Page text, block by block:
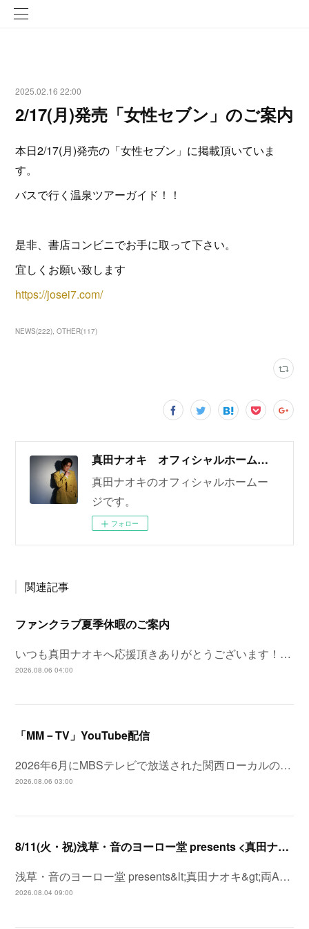
2025.02.16 22:00
2/17(月)発売「女性セブン」のご案内
本日2/17(月)発売の「女性セブン」に掲載頂いていま
す。
バスで行く温泉ツアーガイド！！
是非、書店コンビニでお手に取って下さい。
宜しくお願い致します
https://josei7.com/
NEWS(222) OTHER(117)
真田ナオキ オフィシャルホームページ
真田ナオキのオフィシャルホームー
ジです。
フォロー
関連記事
ファンクラブ夏季休暇のご案内
いつも真田ナオキへ応援頂きありがとうございます！…
2026.08.06 04:00
「MM－TV」YouTube配信
2026年6月にMBSテレビで放送された関西ローカルの…
2026.08.06 03:00
8/11(火・祝)浅草・音のヨーロー堂 presents <真田ナオキ>両A面シングル「プルメリア ラプソディ / 陽が沈む前に…」発売記念 スペシャルイベント開催決定！
浅草・音のヨーロー堂 presents&lt;真田ナオキ&gt;両A…
2026.08.04 09:00